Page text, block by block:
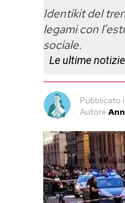
Identikit del
legami con
sociale.
Le ultime notizie
Pubblicato il
Autore